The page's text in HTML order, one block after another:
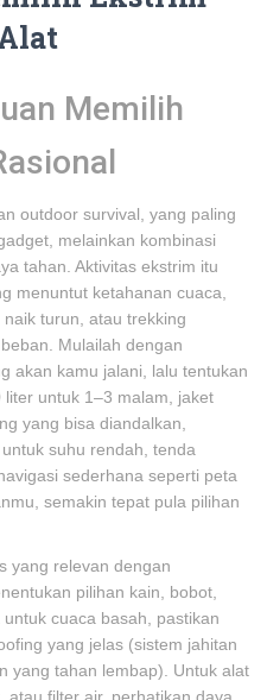
Memilih
outdoor survival, yang paling
melainkan kombinasi
tahan. Aktivitas ekstrim itu
menuntut ketahanan cuaca,
turun, atau trekking
Mulailah dengan
akan kamu jalani, lalu tentukan
untuk 1–3 malam, jaket
yang bisa diandalkan,
suhu rendah, tenda
sederhana seperti peta
semakin tepat pula pilihan
yang relevan dengan
pilihan kain, bobot,
cuaca basah, pastikan
yang jelas (sistem jahitan
yang tahan lembap). Untuk alat